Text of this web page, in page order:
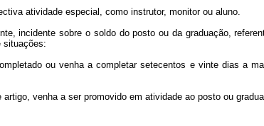
atividade especial, como instrutor, monitor ou aluno.
incidente sobre o soldo do posto ou da graduação,
situações:
ou venha a completar setecentos e vinte dias a
venha a ser promovido em atividade ao posto ou